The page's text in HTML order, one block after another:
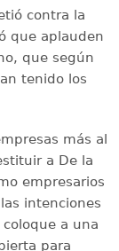
contra la
que aplauden
que según
tenido los
más al
a De la
empresarios
intenciones
a una
para